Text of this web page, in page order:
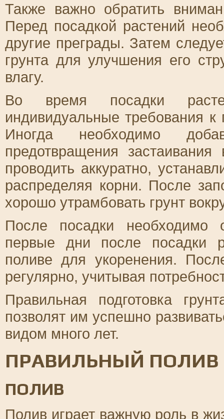
Также важно обратить
Перед посадкой растений
другие преграды. Затем
грунта для улучшения его
влагу.
Во время посадки
индивидуальные требования
Иногда необходимо
предотвращения
проводить аккуратно,
распределяя корни. После
хорошо утрамбовать грунт
После посадки необходимо
первые дни после посадки
поливе для укоренения.
регулярно, учитывая
Правильная подготовка
позволят им успешно
видом много лет.
ПРАВИЛЬНЫЙ ПОЛИВ
ПОЛИВ
Полив играет важную роль в